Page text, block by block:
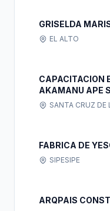
GRISELDA
EL ALTO
CAPACITACION
AKAMANU APE
SANTA CRUZ DE
FABRICA DE
SIPESIPE
ARQPAIS